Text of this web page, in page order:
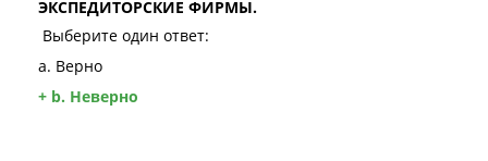
ЭКСПЕДИТОРСКИЕ ФИРМЫ.
Выберите один ответ:
a. Верно
+ b. Неверно